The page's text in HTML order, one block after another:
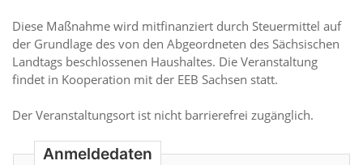
Diese Maßnahme wird mitfinanziert durch Steuermittel auf
der Grundlage des von den Abgeordneten des Sächsischen
Landtags beschlossenen Haushaltes. Die Veranstaltung
findet in Kooperation mit der EEB Sachsen statt.
Der Veranstaltungsort ist nicht barrierefrei zugänglich.
Anmeldedaten